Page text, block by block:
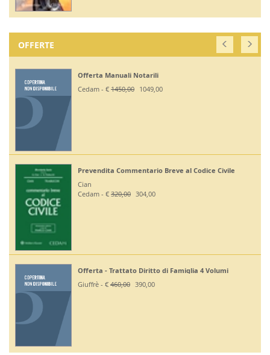
OFFERTE
Offerta Manuali Notarili
Cedam - € 1450,00 1049,00
Prevendita Commentario Breve al Codice Civile
Cian
Cedam - € 320,00 304,00
Offerta - Trattato Diritto di Famiglia 4 Volumi
Giuffrè - € 460,00 390,00